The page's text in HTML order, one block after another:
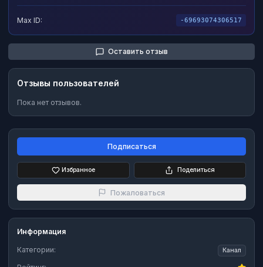
Max ID: -69693074306517
Оставить отзыв
Отзывы пользователей
Пока нет отзывов.
Подписаться
Избранное Поделиться
Пожаловаться
Информация
Категории: Канал